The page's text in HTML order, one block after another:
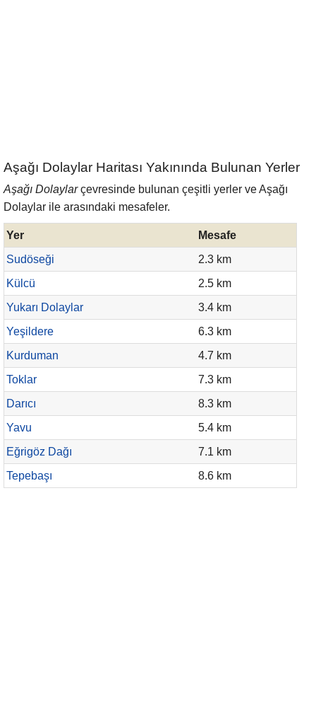
Aşağı Dolaylar Haritası Yakınında Bulunan Yerler
Aşağı Dolaylarçevresinde bulunan çeşitli yerler ve Aşağı
Dolaylar ile arasındaki mesafeler.
Yer
Mesafe
Sudöseği
2.3 km
Külcü
2.5 km
Yukarı Dolaylar
3.4 km
Yeşildere
6.3 km
Kurduman
4.7 km
Toklar
7.3 km
Darıcı
8.3 km
Yavu
5.4 km
Eğrigöz Dağı
7.1 km
Tepebaşı
8.6 km